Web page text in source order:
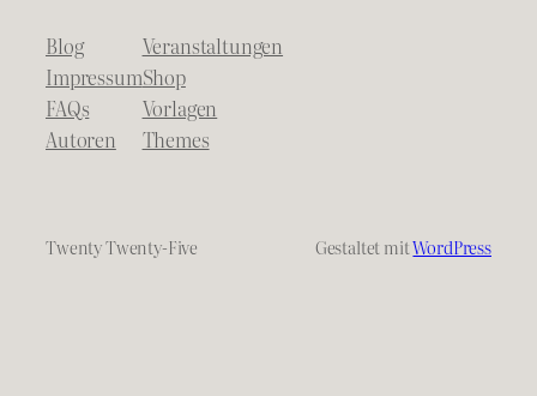
Blog
Impressum
FAQs
Autoren
Veranstaltungen
Shop
Vorlagen
Themes
Twenty Twenty-Five Gestaltet mitWordPress